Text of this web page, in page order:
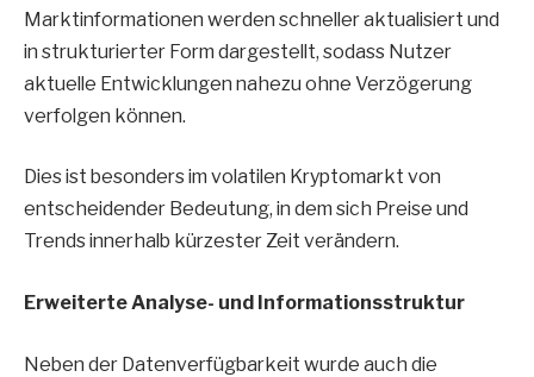
Marktinformationen werden schneller aktualisiert und
in strukturierter Form dargestellt, sodass Nutzer
aktuelle Entwicklungen nahezu ohne Verzögerung
verfolgen können.
Dies ist besonders im volatilen Kryptomarkt von
entscheidender Bedeutung, in dem sich Preise und
Trends innerhalb kürzester Zeit verändern.
Erweiterte Analyse- und Informationsstruktur
Neben der Datenverfügbarkeit wurde auch die